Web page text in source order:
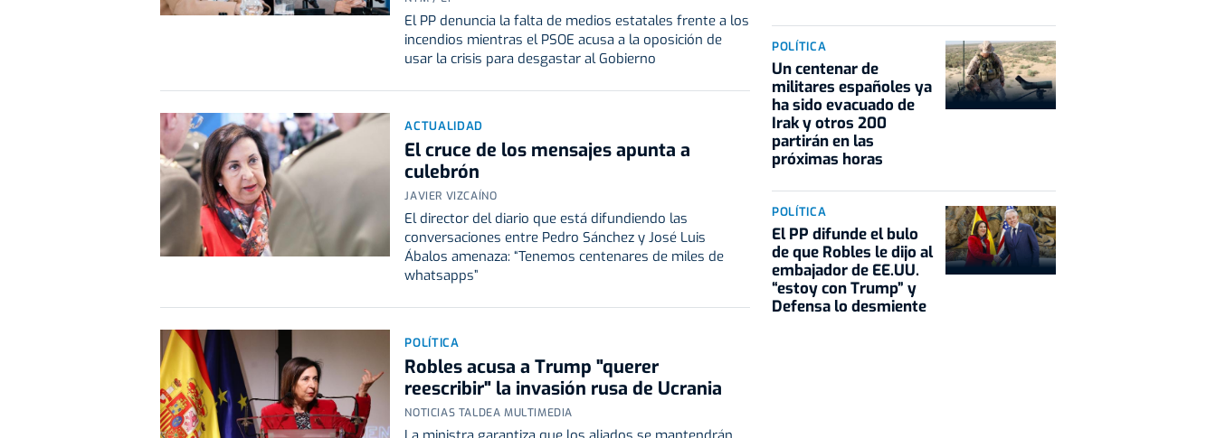
El PP denuncia la falta de medios estatales frente a los
incendios mientras el PSOE acusa a la oposición de
usar la crisis para desgastar al Gobierno
ACTUALIDAD
El cruce de los mensajes apunta a
culebrón
JAVIER VIZCAÍNO
El director del diario que está difundiendo las
conversaciones entre Pedro Sánchez y José Luis
Ábalos amenaza: “Tenemos centenares de miles de
whatsapps”
POLÍTICA
Robles acusa a Trump "querer
reescribir" la invasión rusa de Ucrania
NOTICIAS TALDEA MULTIMEDIA
POLÍTICA
Un centenar de
militares españoles ya
ha sido evacuado de
Irak y otros 200
partirán en las
próximas horas
POLÍTICA
El PP difunde el bulo
de que Robles le dijo al
embajador de EE.UU.
“estoy con Trump” y
Defensa lo desmiente